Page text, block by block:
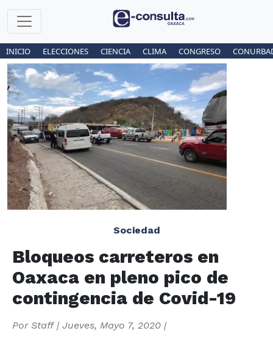
INICIO ELECCIONES CIENCIA CLIMA CONGRESO
Sociedad
Bloqueos carreteros en
Oaxaca en pleno pico de
contingencia de Covid-19
Por Staff| Jueves, Mayo 7, 2020 |